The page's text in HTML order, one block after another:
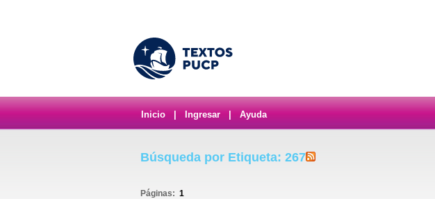
Inicio Ingresar Ayuda
Búsqueda por Etiqueta: 267
Páginas: 1